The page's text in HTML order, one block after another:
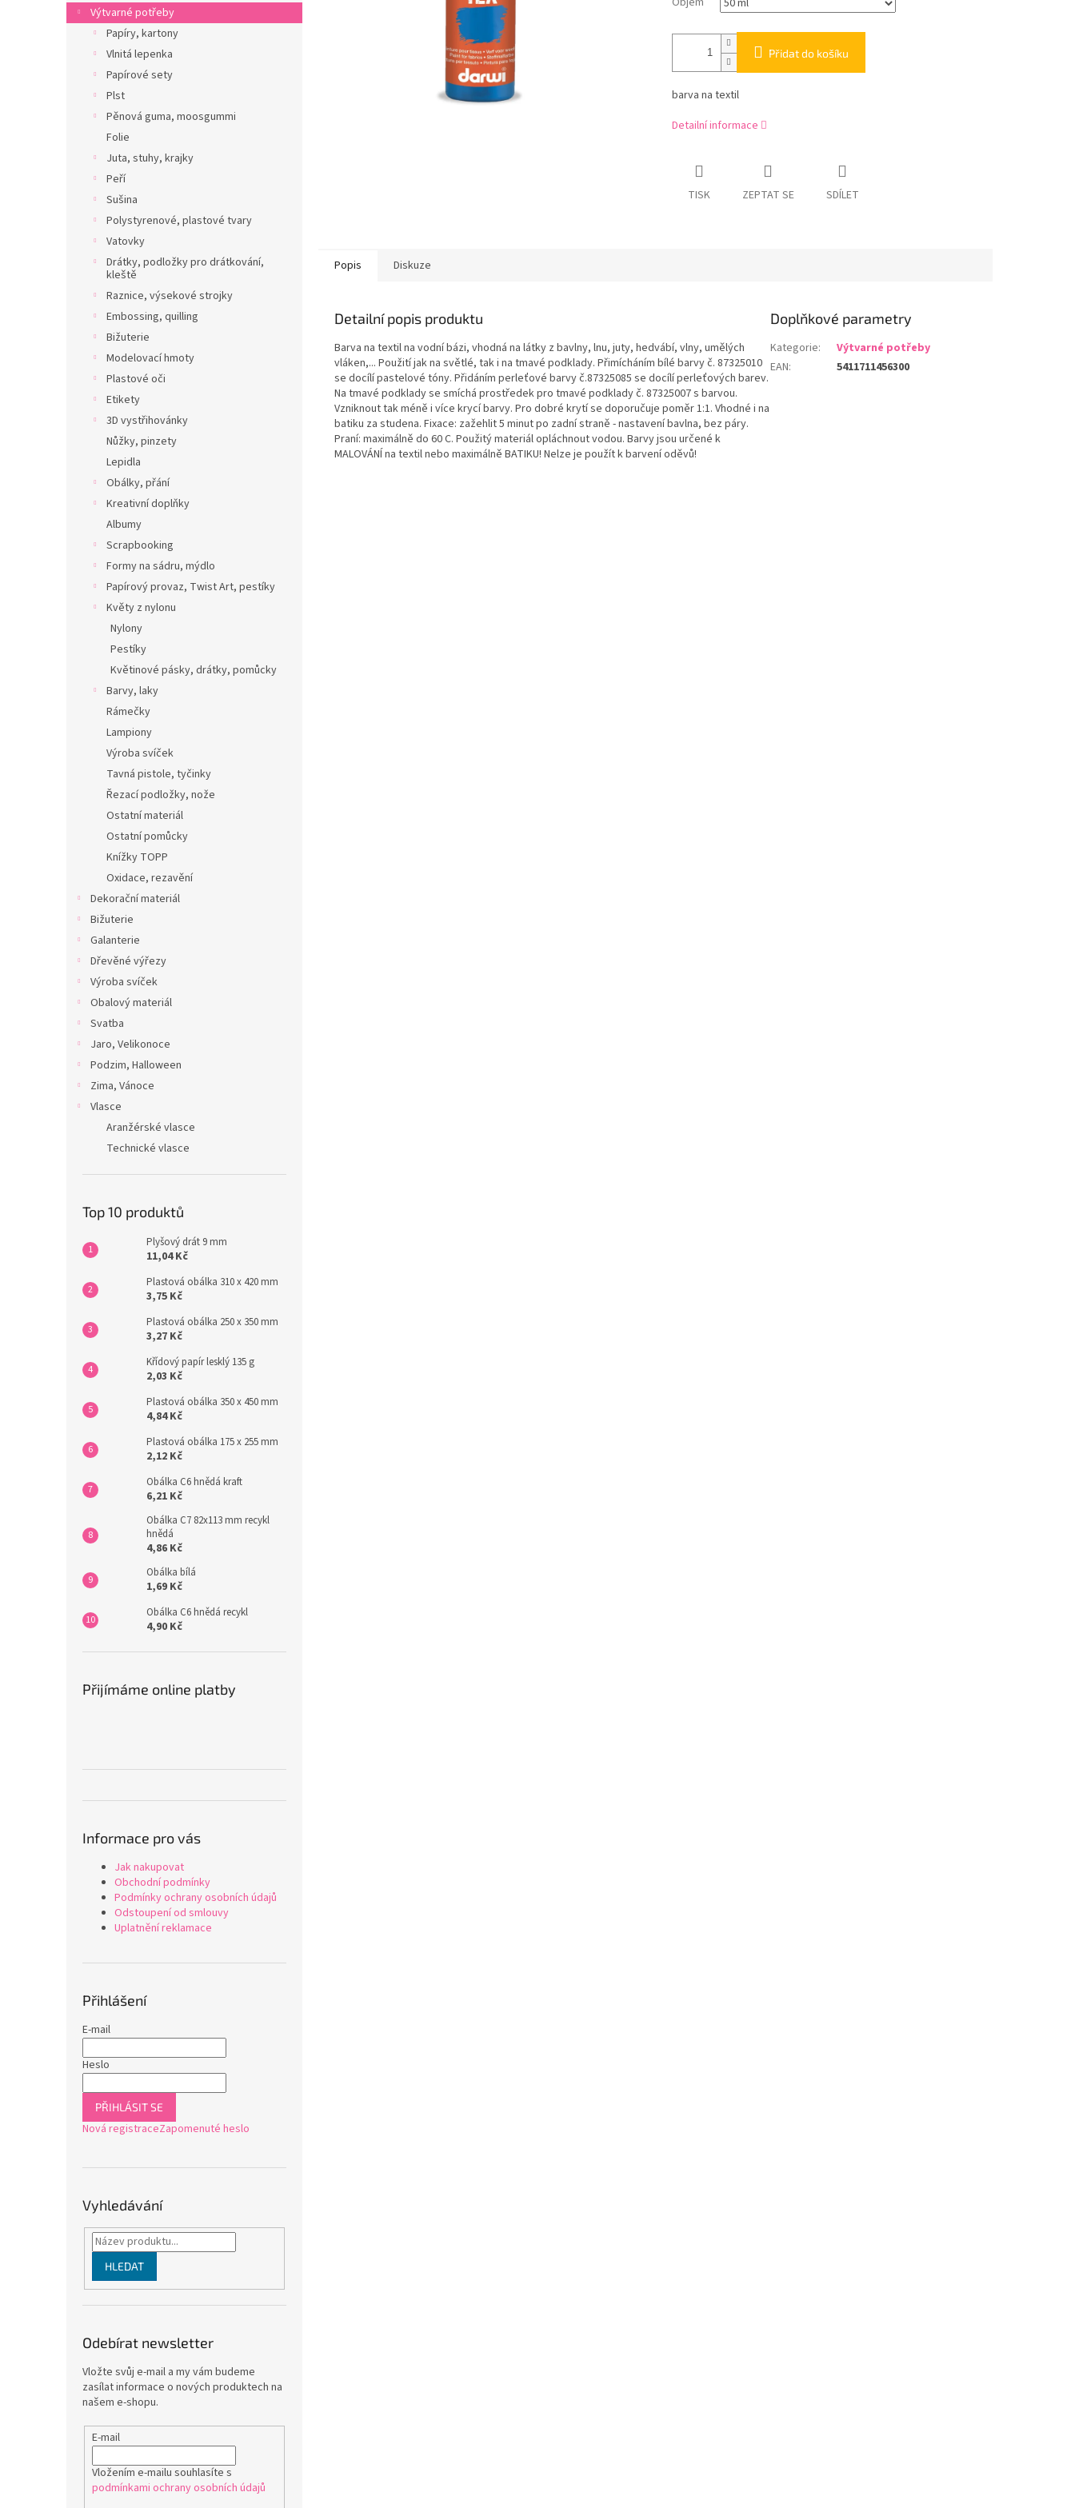
n
e
Výtvarné potřeby
Papíry, kartony
Vlnitá lepenka
Papírové sety
Plst
Pěnová guma, moosgummi
Folie
Juta, stuhy, krajky
Peří
Sušina
Polystyrenové, plastové tvary
Vatovky
Drátky, podložky pro drátkování,
kleště
Raznice, výsekové strojky
Embossing, quilling
Bižuterie
Modelovací hmoty
Plastové oči
Etikety
3D vystřihovánky
Nůžky, pinzety
Lepidla
Obálky, přání
Kreativní doplňky
Albumy
Scrapbooking
Formy na sádru, mýdlo
Papírový provaz, Twist Art, pestíky
Květy z nylonu
Nylony
Pestíky
Květinové pásky, drátky, pomůcky
Barvy, laky
Rámečky
Lampiony
Výroba svíček
Tavná pistole, tyčinky
Řezací podložky, nože
Ostatní materiál
Ostatní pomůcky
Knížky TOPP
Oxidace, rezavění
Dekorační materiál
Bižuterie
Galanterie
Dřevěné výřezy
Výroba svíček
Obalový materiál
Svatba
Jaro, Velikonoce
Podzim, Halloween
Zima, Vánoce
Vlasce
Aranžérské vlasce
Technické vlasce
Top 10 produktů
Plyšový drát 9 mm
11,04 Kč
Plastová obálka 310 x 420 mm
3,75 Kč
Plastová obálka 250 x 350 mm
3,27 Kč
Křídový papír lesklý 135 g
2,03 Kč
Plastová obálka 350 x 450 mm
4,84 Kč
Plastová obálka 175 x 255 mm
2,12 Kč
Obálka C6 hnědá kraft
6,21 Kč
Obálka C7 82x113 mm recykl
hnědá
4,86 Kč
Obálka bílá
1,69 Kč
Obálka C6 hnědá recykl
4,90 Kč
Přijímáme online platby
Informace pro vás
Jak nakupovat
Obchodní podmínky
Podmínky ochrany osobních údajů
Odstoupení od smlouvy
Uplatnění reklamace
Přihlášení
E-mail
Heslo
PŘIHLÁSIT SE
Nová registraceZapomenuté heslo
Vyhledávání
HLEDAT
Odebírat newsletter
Vložte svůj e-mail a my vám budeme
zasílat informace o nových produktech na
našem e-shopu.
E-mail
Vložením e-mailu souhlasíte s
podmínkami ochrany osobních údajů
Přidat do košíku
barva na textil
Detailní informace
TISK ZEPTAT SE SDÍLET
Popis Diskuze
Detailní popis produktu
Barva na textil na vodní bázi, vhodná na látky z bavlny, lnu, juty, hedvábí, vlny, umělých
vláken,... Použití jak na světlé, tak i na tmavé podklady. Přimícháním bílé barvy č. 87325010
se docílí pastelové tóny. Přidáním perleťové barvy č.87325085 se docílí perleťových barev.
Na tmavé podklady se smíchá prostředek pro tmavé podklady č. 87325007 s barvou.
Vzniknout tak méně i více krycí barvy. Pro dobré krytí se doporučuje poměr 1:1. Vhodné i na
batiku za studena. Fixace: zažehlit 5 minut po zadní straně - nastavení bavlna, bez páry.
Praní: maximálně do 60 C. Použitý materiál opláchnout vodou. Barvy jsou určené k
MALOVÁNÍ na textil nebo maximálně BATIKU! Nelze je použít k barvení oděvů!
Doplňkové parametry
Kategorie:
Výtvarné potřeby
EAN: 5411711456300